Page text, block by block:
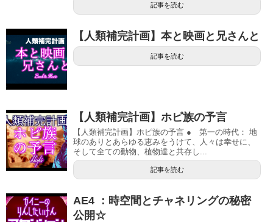
記事を読む
【人類補完計画】本と映画と兄さんと
記事を読む
【人類補完計画】ホピ族の予言
【人類補完計画】ホピ族の予言 ● 第一の時代： 地
球のありとあらゆる恵みをうけて、人々は幸せに、
そして全ての動物、植物達と共存し...
記事を読む
AE4 ：時空間とチャネリングの秘密
公開☆